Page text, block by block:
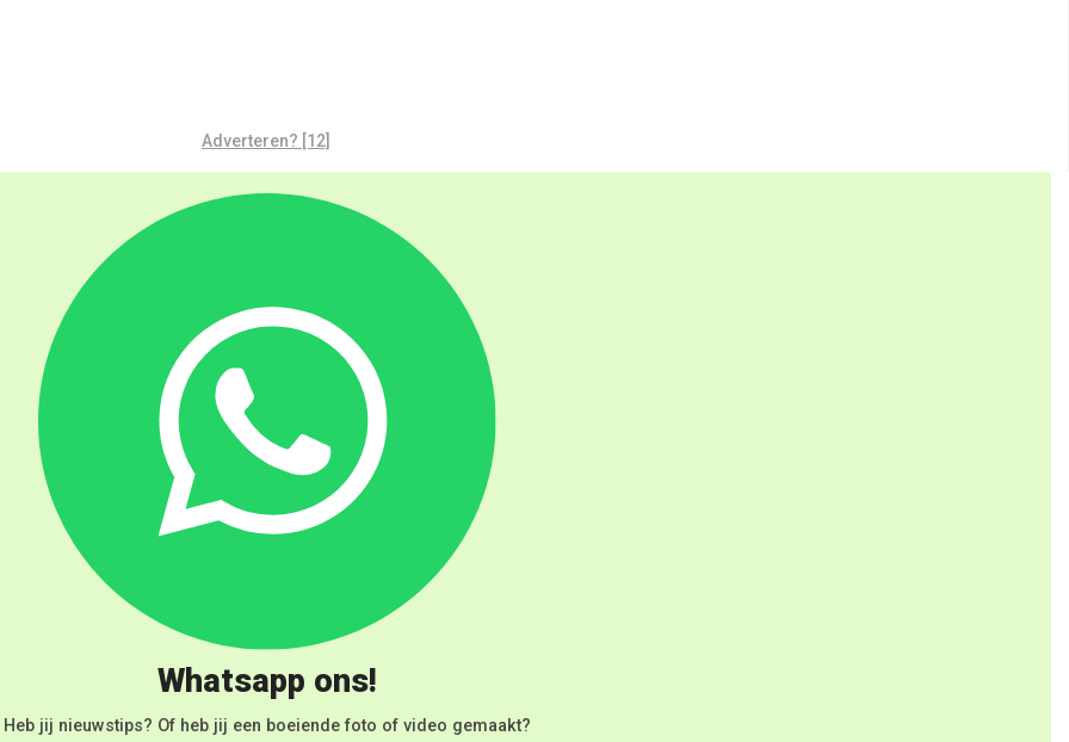
Adverteren? [12]
Whatsapp ons!
Heb jij nieuwstips? Of heb jij een boeiende foto of video gemaakt?